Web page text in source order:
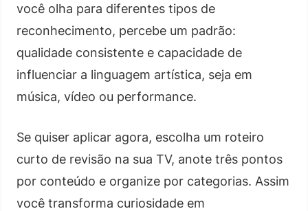
você olha para diferentes tipos de
reconhecimento, percebe um padrão:
qualidade consistente e capacidade de
influenciar a linguagem artística, seja em
música, vídeo ou performance.
Se quiser aplicar agora, escolha um roteiro
curto de revisão na sua TV, anote três pontos
por conteúdo e organize por categorias. Assim
você transforma curiosidade em